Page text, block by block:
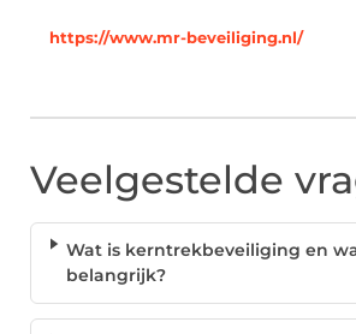
https://www.mr-beveiliging.nl/
Veelgestelde
Wat is kerntrekbeveiliging en
belangrijk?